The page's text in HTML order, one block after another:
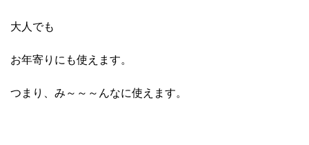
大人でも
お年寄りにも使えます。
つまり、み～～～んなに使えます。